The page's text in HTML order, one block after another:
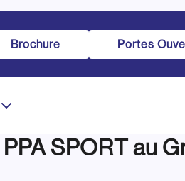
Brochure Portes
SPORT au